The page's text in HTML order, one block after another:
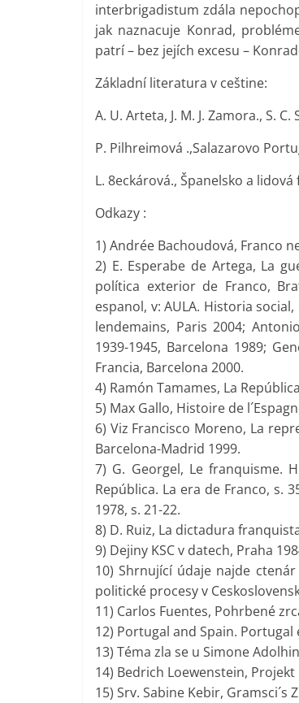
interbrigadistum zdála
jak naznacuje Konrad,
patrí – bez jejích excesu –
Základní literatura v ceštine:
A. U. Arteta, J. M. J. Zamora., S.
P. Pilhreimová .,Salazarovo
L. 8eckárová., Španelsko a
Odkazy :
1) Andrée Bachoudová, Franco
2) E. Esperabe de Artega, La
política exterior de Franco,
espanol, v: AULA. Historia
lendemains, Paris 2004;
1939-1945, Barcelona 1989;
Francia, Barcelona 2000.
4) Ramón Tamames, La
5) Max Gallo, Histoire de
6) Viz Francisco Moreno, La
Barcelona-Madrid 1999.
7) G. Georgel, Le franquisme.
República. La era de Franco, s.
1978, s. 21-22.
8) D. Ruiz, La dictadura
9) Dejiny KSC v datech, Praha
10) Shrnující údaje najde
politické procesy v
11) Carlos Fuentes, Pohrbené
12) Portugal and Spain. Portugal
13) Téma zla se u Simone
14) Bedrich Loewenstein,
15) Srv. Sabine Kebir,